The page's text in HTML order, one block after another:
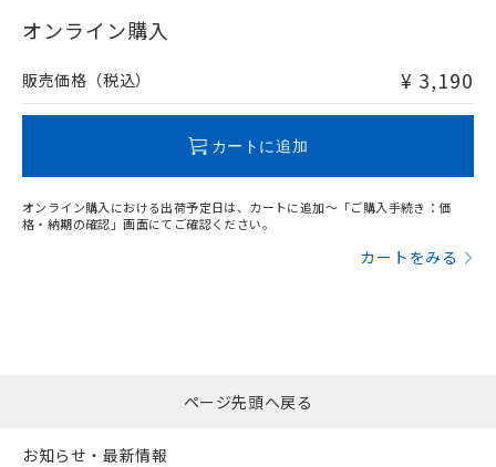
在庫等で未対応品が混在する可能性があります。
問い合わせください。
オンライン購入
販売価格（税込） ¥ 3,190
カートに追加
オンライン購入における出荷予定日は、カートに追加～「ご購入手続き：価
格・納期の確認」画面にてご確認ください。
カートをみる
ページ先頭へ戻る
お知らせ・最新情報